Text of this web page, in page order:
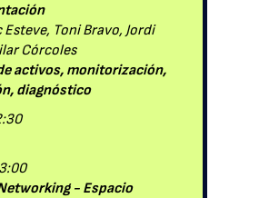
Esteve, Toni Bravo, Jordi
Córcoles
activos, monitorización,
diagnóstico
- Espacio